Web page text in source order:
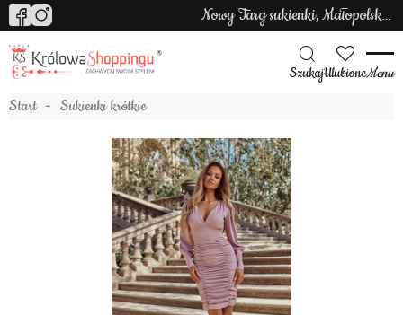
Nowy Targ sukienki, Małopolska sukienki
SzukajUlubioneMenu
Start Sukienki krótkie